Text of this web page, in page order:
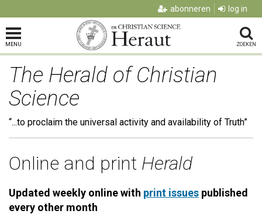
abonneren log in
MENU ZOEKEN
The Herald of Christian
Science
“...to proclaim the universal activity and availability of Truth”
Online and print Herald
Updated weekly online with print issues published
every other month